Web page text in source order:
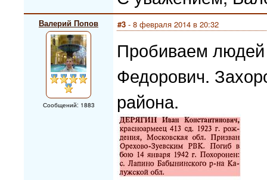
Валерий Попов
Сообщений: 1883
#3 - 8 февраля 2014 в 20:32
Пробиваем
Федорович.
района.